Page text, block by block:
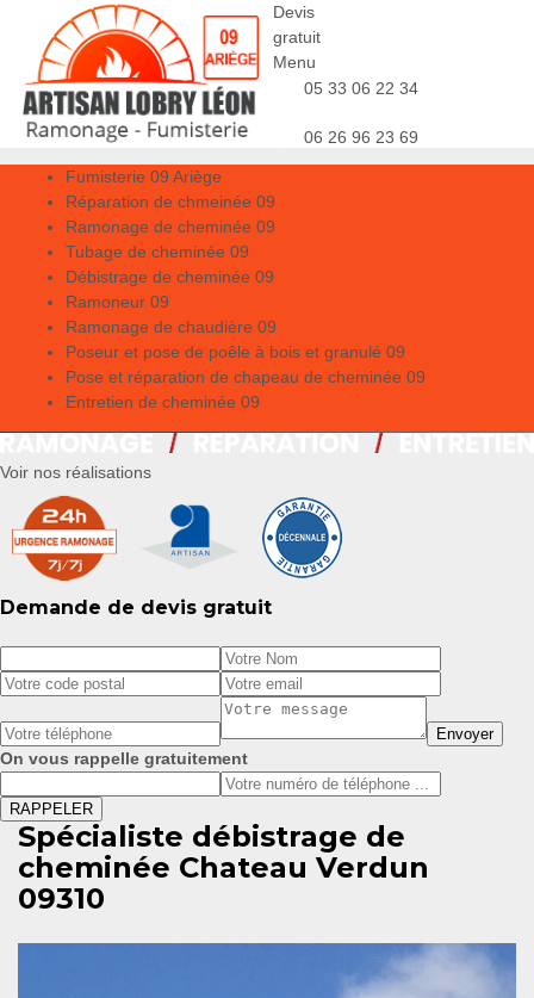
Devis
gratuit
Menu
05 33 06 22 34
06 26 96 23 69
Fumisterie 09 Ariège
Réparation de chmeinée 09
Ramonage de cheminée 09
Tubage de cheminée 09
Débistrage de cheminée 09
Ramoneur 09
Ramonage de chaudière 09
Poseur et pose de poêle à bois et granulé 09
Pose et réparation de chapeau de cheminée 09
Entretien de cheminée 09
Voir nos réalisations
Demande de devis gratuit
On vous rappelle gratuitement
Spécialiste débistrage de
cheminée Chateau Verdun
09310